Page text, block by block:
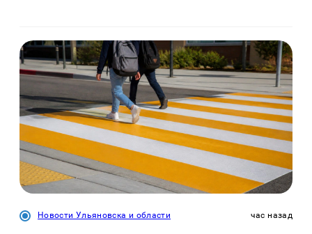
Новости Ульяновска и области час назад